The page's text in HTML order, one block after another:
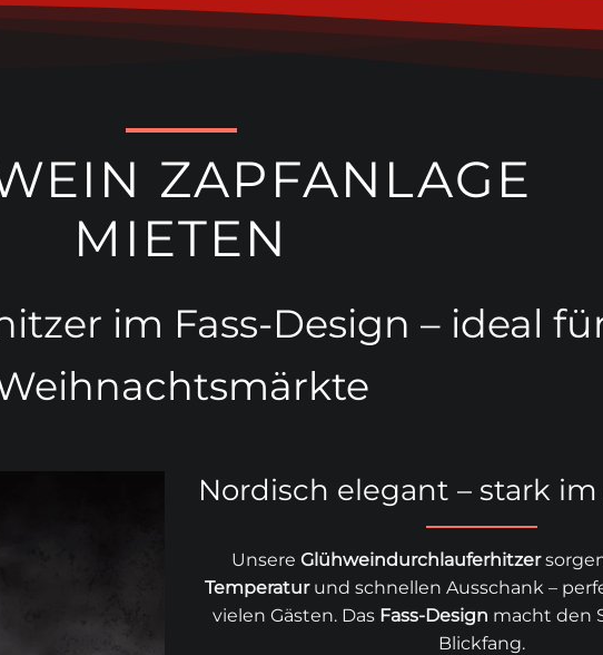
ZAPFANLAGE
MIETEN
im Fass-Design – ideal
Nordisch elegant – stark
Unsere Glühweindurchlauferhitzer
Temperaturund schnellen Ausschank –
vielen Gästen. Das Fass-Design macht den
Blickfang.